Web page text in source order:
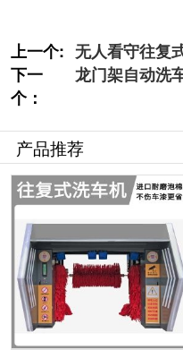
上一个: 无人看守往复
检[隆茂鑫晟]
下一
个：
龙门架自动洗
产品推荐